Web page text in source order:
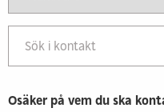
Osäker på vem du ska